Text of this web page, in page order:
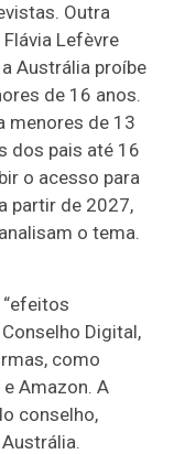
Outra
Lefèvre
Austrália proíbe
de 16 anos.
menores de 13
dos pais até 16
o acesso para
partir de 2027,
o tema.
Digital,
como
e Amazon. A
conselho,